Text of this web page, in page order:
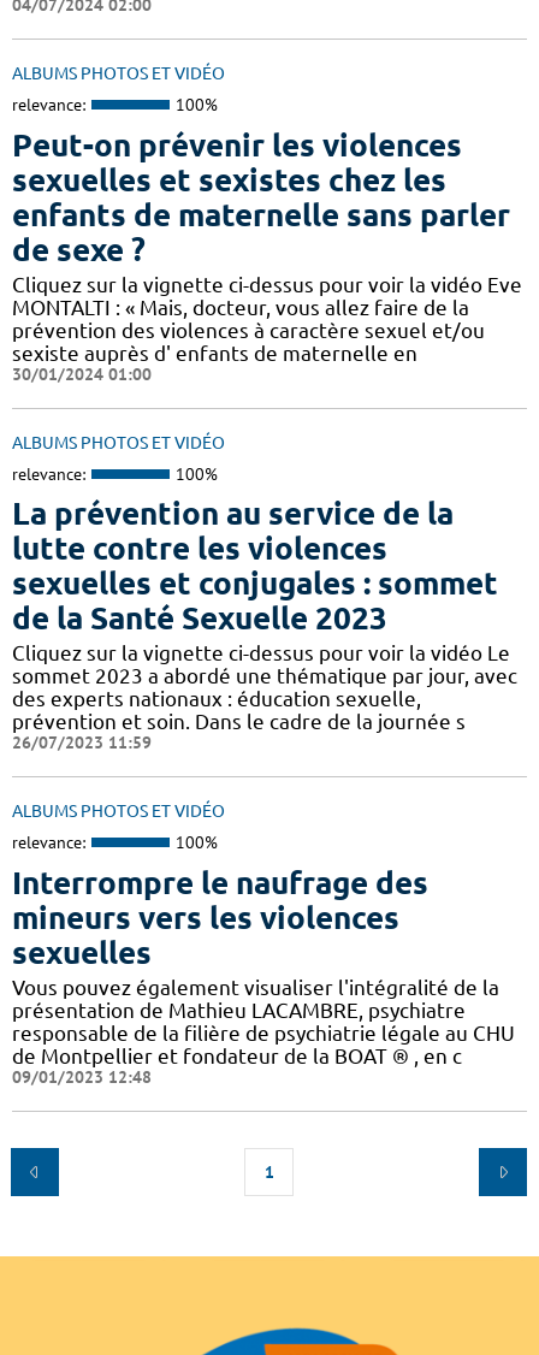
04/07/2024 02:00
ALBUMS PHOTOS ET VIDÉO
relevance: 100%
Peut-on prévenir les violences
sexuelles et sexistes chez les
enfants de maternelle sans parler
de sexe ?
Cliquez sur la vignette ci-dessus pour voir la vidéo Eve
MONTALTI : « Mais, docteur, vous allez faire de la
prévention des violences à caractère sexuel et/ou
sexiste auprès d' enfants de maternelle en
30/01/2024 01:00
ALBUMS PHOTOS ET VIDÉO
relevance: 100%
La prévention au service de la
lutte contre les violences
sexuelles et conjugales : sommet
de la Santé Sexuelle 2023
Cliquez sur la vignette ci-dessus pour voir la vidéo Le
sommet 2023 a abordé une thématique par jour, avec
des experts nationaux : éducation sexuelle,
prévention et soin. Dans le cadre de la journée s
26/07/2023 11:59
ALBUMS PHOTOS ET VIDÉO
relevance: 100%
Interrompre le naufrage des
mineurs vers les violences
sexuelles
Vous pouvez également visualiser l'intégralité de la
présentation de Mathieu LACAMBRE, psychiatre
responsable de la filière de psychiatrie légale au CHU
de Montpellier et fondateur de la BOAT ® , en c
09/01/2023 12:48
1